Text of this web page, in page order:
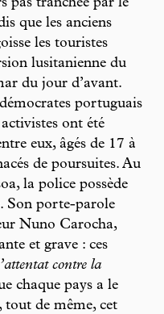
pas tranchée par le
que les anciens
les touristes
lusitanienne du
du jour d’avant.
portuguais
ont été
eux, âgés de 17 à
de poursuites. Au
la police possède
Son porte-parole
Nuno Carocha,
et grave : ces
contre la
chaque pays a le
tout de même, cet